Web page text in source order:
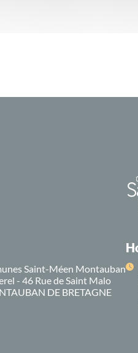
Saint-Méen Montauban
- 46 Rue de Saint Malo
DE BRETAGNE